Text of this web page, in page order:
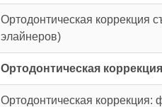
Ортодонтическая
элайнеров)
Ортодонтическая коррекция
Ортодонтическая коррекция: